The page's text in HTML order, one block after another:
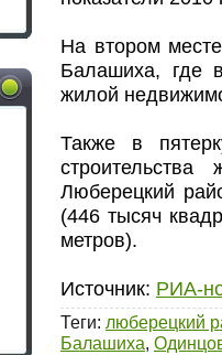
На втором
Балашиха, где
жилой
Также в
Люберецкий
(446 тысяч
метров).
Источник: РИА-
Теги: люберецкий
Балашиха,